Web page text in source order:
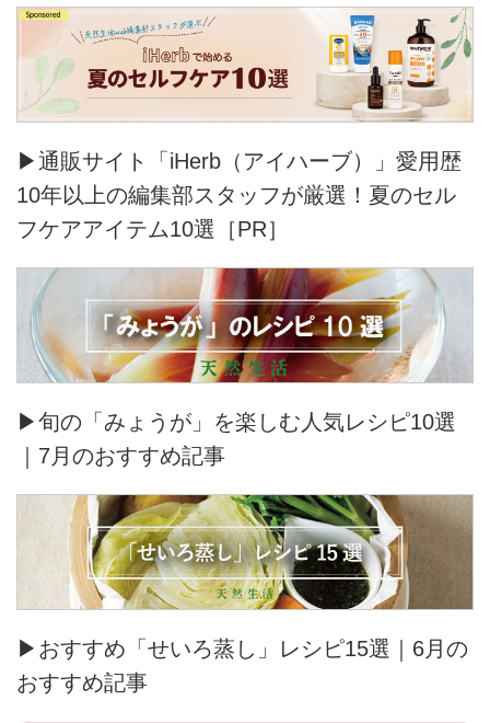
▶通販サイト「iHerb（アイハーブ）」愛用歴
10年以上の編集部スタッフが厳選！夏のセル
フケアアイテム10選［PR］
▶旬の「みょうが」を楽しむ人気レシピ10選
｜7月のおすすめ記事
▶おすすめ「せいろ蒸し」レシピ15選｜6月の
おすすめ記事